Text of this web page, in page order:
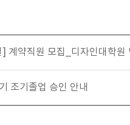
] 계약직원 모집_디자인대학원
조기졸업 승인 안내